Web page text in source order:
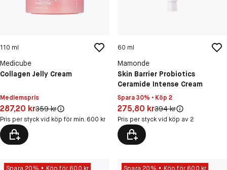
110 ml
Medicube
Collagen Jelly Cream
Medlemspris
Pris: 287,20 kr
287,20 krOriginal pris:
359 kr
Pris per styck vid köp för min. 600 kr
60 ml
Mamonde
Skin Barrier Probiotics
Ceramide Intense Cream
Spara 30% • Köp 2
Pris: 275,80 kr
275,80 krOriginal pris:
394 kr
Pris per styck vid köp av 2